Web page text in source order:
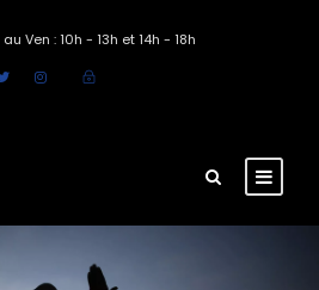
au Ven : 10h - 13h et 14h - 18h